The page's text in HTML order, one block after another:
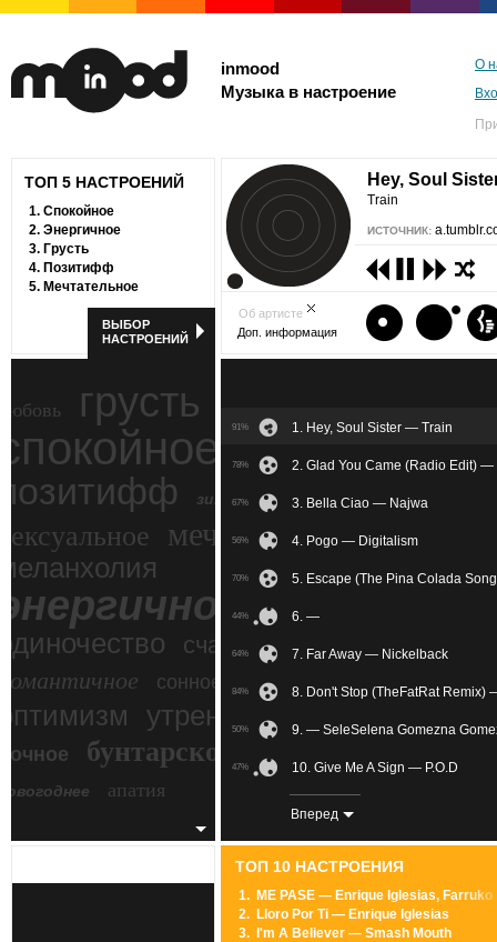
inmood
Музыка в настроение
О
ТОП 5 НАСТРОЕНИЙ
1. Спокойное
2. Энергичное
3. Грусть
4. Позитифф
5. Мечтательное
ВЫБОР
НАСТРОЕНИЙ
грусть
ностальгия
зимний экстрим
мечтательное
счастье
сонное
утреннее злость
бунтарское
беспокойное
апатия
Hey, Soul
Train
ИСТОЧНИК:
Об артисте
Доп. информация
91% 1. Hey, Soul Sister — Train
78% 2. Glad You Came (Radio Edit) —
67% 3. Bella Ciao — Najwa
56% 4. Pogo — Digitalism
70% 5. Escape (The Pina Colada
44% 6. —
64% 7. Far Away — Nickelback
84% 8. Don't Stop (TheFatRat Remix)
50% 9. — SeleSelena Gomezna
47% 10. Give Me A Sign — P.O.D
11. U Can't Touch This — MC
73% 12. Wake Up — Awolnation
67% 14. Расцветать я в тебе буду
Вперед
ТОП 10 НАСТРОЕНИЯ
1. ME PASE — Enrique Iglesias, Farruko
2. Lloro Por Ti — Enrique Iglesias
3.
I'm A Believer — Smash Mouth